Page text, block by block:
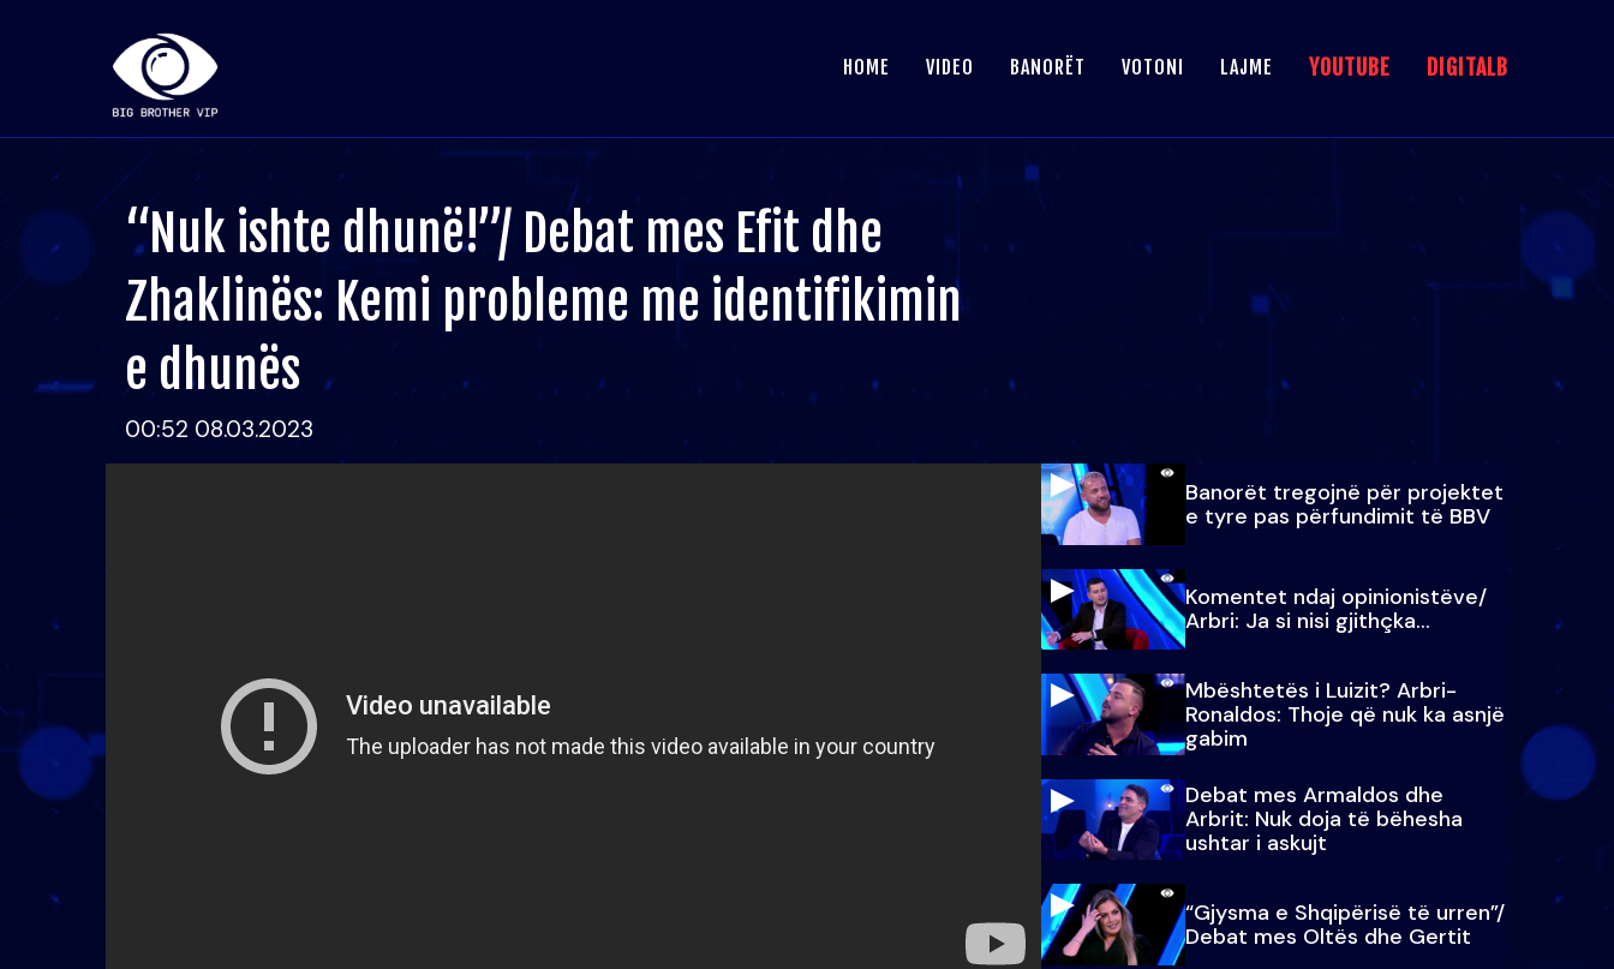
HOME VIDEO BANORËT VOTONI LAJME YOUTUBE DIGITALB
“Nuk ishte dhunë!”/ Debat mes Efit dhe
Zhaklinës: Kemi probleme me identifikimin
e dhunës
00:52 08.03.2023
Banorët tregojnë për projektet
e tyre pas përfundimit të BBV
Komentet ndaj opinionistëve/
Arbri: Ja si nisi gjithçka…
Mbështetës i Luizit? Arbri-
Ronaldos: Thoje që nuk ka asnjë
gabim
Debat mes Armaldos dhe
Arbrit: Nuk doja të bëhesha
ushtar i askujt
“Gjysma e Shqipërisë të urren”/
Debat mes Oltës dhe Gertit